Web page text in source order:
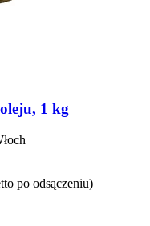
1 kg
po odsączeniu)